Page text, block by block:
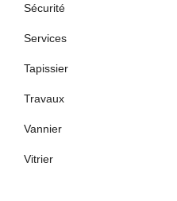
Sécurité
Services
Tapissier
Travaux
Vannier
Vitrier